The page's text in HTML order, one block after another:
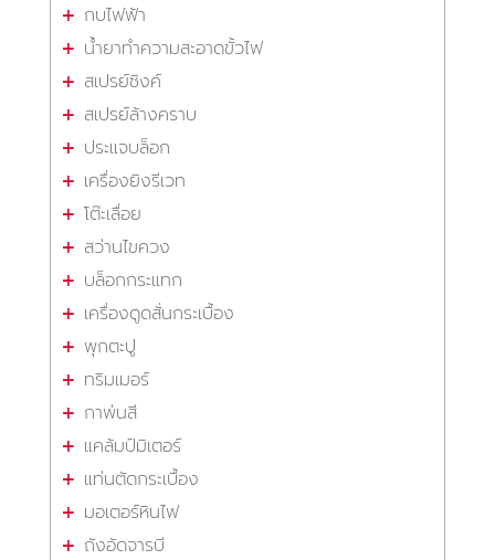
กบไฟฟ้า
น้ำยาทำความสะอาดขั้วไฟ
สเปรย์ซิงค์
สเปรย์ล้างคราบ
ประแจบล็อก
เครื่องยิงรีเวท
โต๊ะเลื่อย
สว่านไขควง
บล็อกกระแทก
เครื่องดูดสั่นกระเบื้อง
พุกตะปู
ทริมเมอร์
กาพ่นสี
แคล้มป์มิเตอร์
แท่นตัดกระเบื้อง
มอเตอร์หินไฟ
ถังอัดจารบี